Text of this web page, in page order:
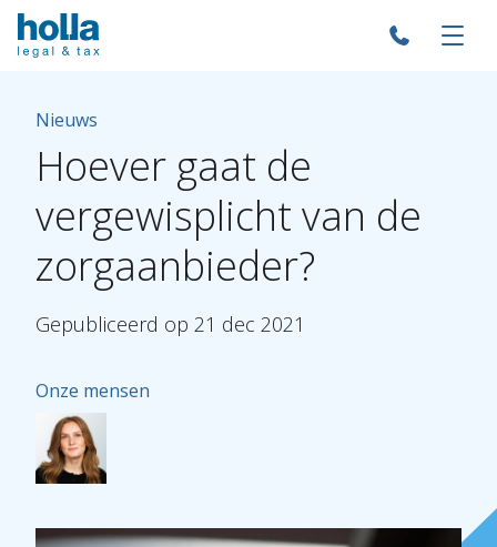
Nieuws
Hoever gaat de
vergewisplicht van de
zorgaanbieder?
Gepubliceerd op 21 dec 2021
Onze mensen